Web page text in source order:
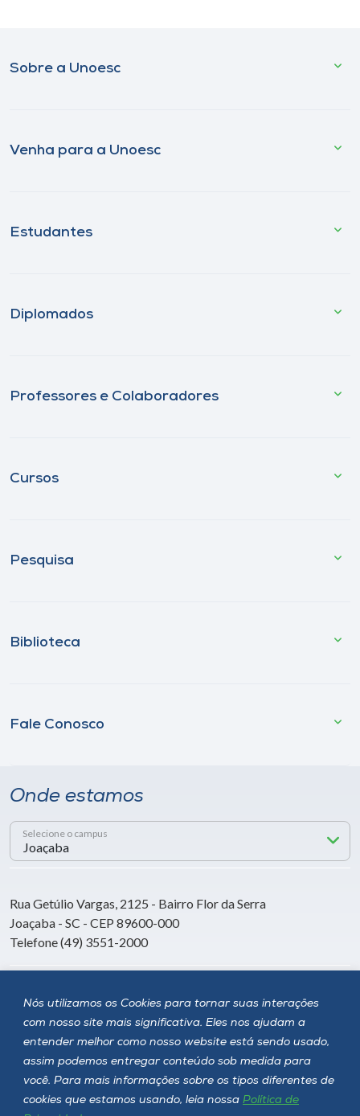
Nós utilizamos os Cookies para tornar suas interações
com nosso site mais significativa. Eles nos ajudam a
entender melhor como nosso website está sendo usado,
assim podemos entregar conteúdo sob medida para
você. Para mais informações sobre os tipos diferentes de
cookies que estamos usando, leia nossa Política de
Sobre a Unoesc
Venha para a Unoesc
Estudantes
Diplomados
Professores e Colaboradores
Cursos
Pesquisa
Biblioteca
Fale Conosco
Onde estamos
Selecione o campus
Rua Getúlio Vargas, 2125 - Bairro Flor da Serra
Joaçaba - SC - CEP 89600-000
Telefone (49) 3551-2000
Siga a Unoesc